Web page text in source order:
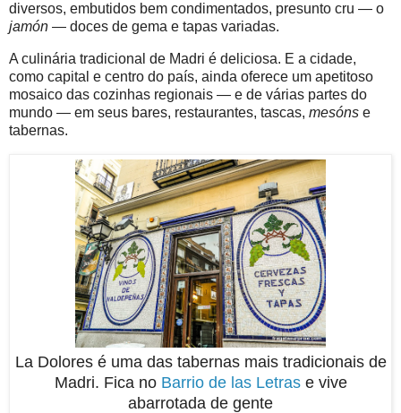
diversos, embutidos bem condimentados, presunto cru — o
jamón — doces de gema e tapas variadas.
A culinária tradicional de Madri é deliciosa. E a cidade,
como capital e centro do país, ainda oferece um apetitoso
mosaico das cozinhas regionais — e de várias partes do
mundo — em seus bares, restaurantes, tascas, mesóns e
tabernas.
La Dolores é uma das tabernas mais tradicionais de
Madri. Fica no Barrio de las Letrase vive
abarrotada de gente